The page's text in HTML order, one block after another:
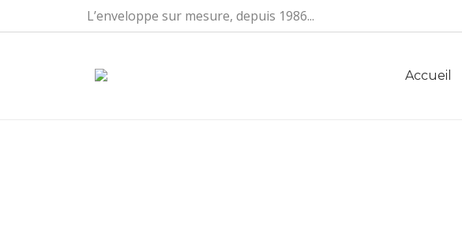
Aller au contenu principalL’enveloppe sur mesure, depuis 1986...
Accueil